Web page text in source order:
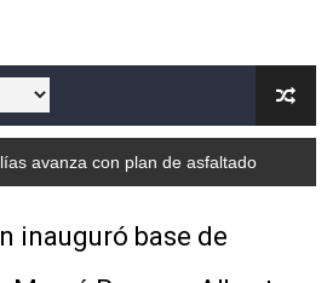
reserva deportiva de cara a
instalará mesa de trabajo con
de bordado en punto de cruz
avanza con plan de asfaltado
inauguró base de